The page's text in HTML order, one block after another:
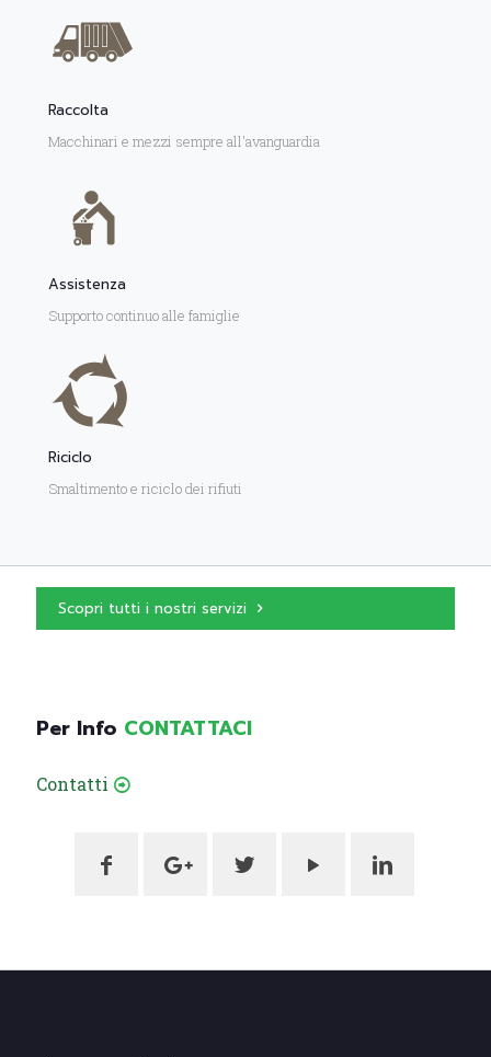
Raccolta
Macchinari e mezzi sempre all'avanguardia
Assistenza
Supporto continuo alle famiglie
Riciclo
Smaltimento e riciclo dei rifiuti
Scopri tutti i nostri servizi
Per Info CONTATTACI
Contatti